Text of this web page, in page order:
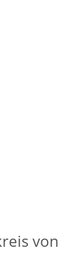
von